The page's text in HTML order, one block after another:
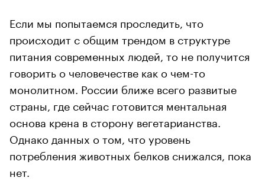
Если мы попытаемся проследить, что
происходит с общим трендом в структуре
питания современных людей, то не получится
говорить о человечестве как о чем-то
монолитном. России ближе всего развитые
страны, где сейчас готовится ментальная
основа крена в сторону вегетарианства.
Однако данных о том, что уровень
потребления животных белков снижался, пока
нет.